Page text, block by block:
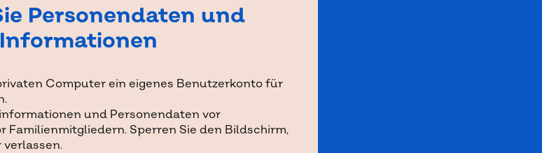
Personendaten und
Computer ein eigenes Benutzerkonto für
und Personendaten vor
Familienmitgliedern. Sperren Sie den Bildschirm,